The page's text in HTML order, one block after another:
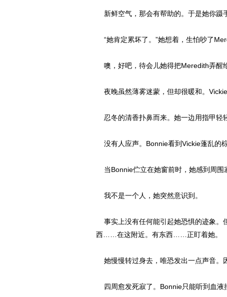
新鲜空气，那会有帮助的。于是她你蹑
“她肯定累坏了。”她想着，生怕吵了
噢，好吧，待会儿她得把Meredith弄醒
夜晚虽然薄雾迷蒙，但却很暖和。
忍冬的清香扑鼻而来。她一边用指甲轻
没有人应声。Bonnie看到Vickie蓬乱的
当Bonnie伫立在她窗前时，她感到周围
我不是一个人，她突然意识到。
事实上没有任何能引起她恐惧的迹象。
西……在这附近。有东西……正盯着她。
她慢慢转过身去，唯恐发出一点声音。
四周愈发死寂了。Bonnie只能听到血液